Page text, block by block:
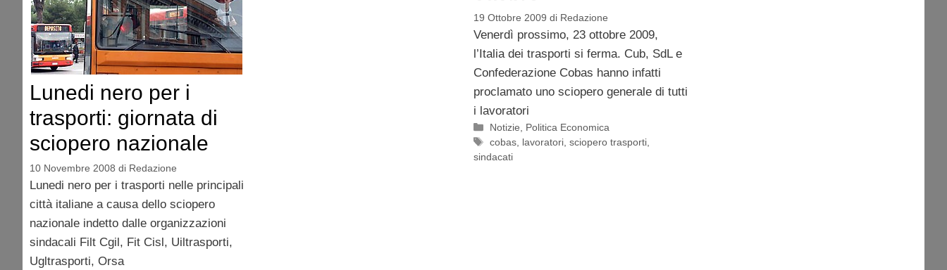
19 Ottobre 2009 di Redazione
Venerdì prossimo, 23 ottobre 2009,
l’Italia dei trasporti si ferma. Cub, SdL e
Confederazione Cobas hanno infatti
proclamato uno sciopero generale di tutti
i lavoratori
Categorie
Notizie
Politica Economica
Tag
cobas lavoratori ,sciopero trasporti
sindacati
Lunedi nero per i
trasporti: giornata di
sciopero nazionale
10 Novembre 2008 di Redazione
Lunedi nero per i trasporti nelle principali
città italiane a causa dello sciopero
nazionale indetto dalle organizzazioni
sindacali Filt Cgil, Fit Cisl, Uiltrasporti,
Ugltrasporti, Orsa